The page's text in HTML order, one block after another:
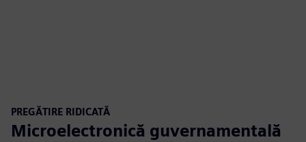
PREGĂTIRE RIDICATĂ
Microelectronică guvernamentală